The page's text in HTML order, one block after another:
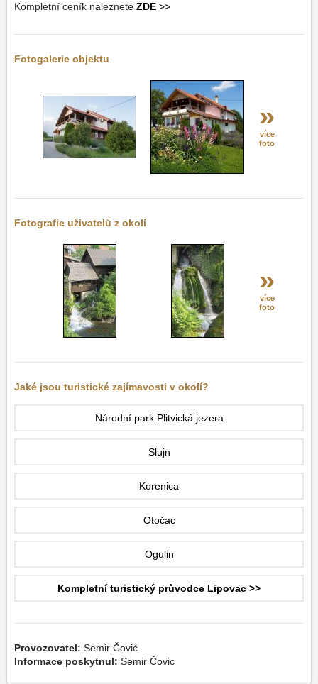
Kompletní ceník naleznete ZDE >>
Fotogalerie objektu
»
více
foto
Fotografie uživatelů z okolí
»
více
foto
Jaké jsou turistické zajímavosti v okolí?
Národní park Plitvická jezera
Slujn
Korenica
Otočac
Ogulin
Kompletní turistický průvodce Lipovac >>
Provozovatel: Semir Čović
Informace poskytnul: Semir Čovic